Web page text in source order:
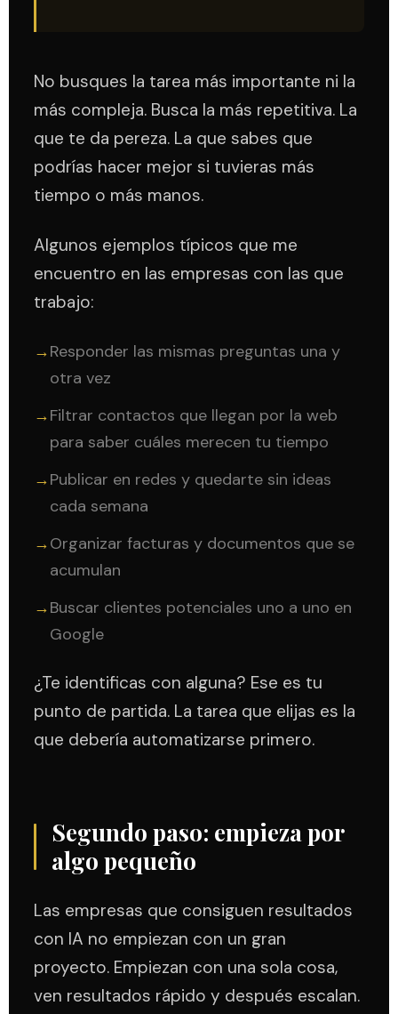
No busques la tarea más importante ni la
más compleja. Busca la más repetitiva. La
que te da pereza. La que sabes que
podrías hacer mejor si tuvieras más
tiempo o más manos.
Algunos ejemplos típicos que me
encuentro en las empresas con las que
trabajo:
→Responder las mismas preguntas una y
otra vez
→Filtrar contactos que llegan por la web
para saber cuáles merecen tu tiempo
→Publicar en redes y quedarte sin ideas
cada semana
→Organizar facturas y documentos que se
acumulan
→Buscar clientes potenciales uno a uno en
Google
¿Te identificas con alguna? Ese es tu
punto de partida. La tarea que elijas es la
que debería automatizarse primero.
Segundo paso: empieza por
algo pequeño
Las empresas que consiguen resultados
con IA no empiezan con un gran
proyecto. Empiezan con una sola cosa,
ven resultados rápido y después escalan.